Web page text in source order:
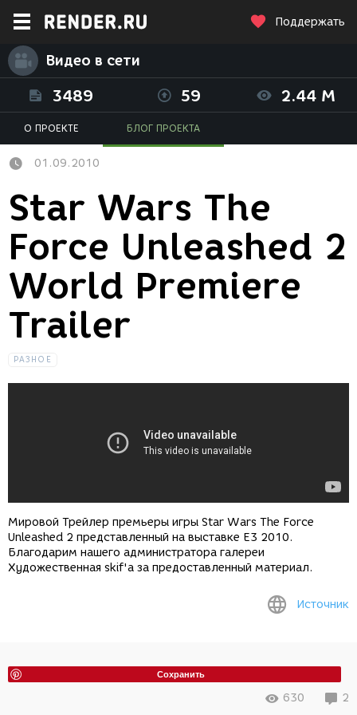
Поддержать
Видео в сети
3489 59 2.44 M
О ПРОЕКТЕ БЛОГ ПРОЕКТА
01.09.2010
Star Wars The
Force Unleashed 2
World Premiere
Trailer
РАЗНОЕ
Мировой Трейлер премьеры игры Star Wars The Force
Unleashed 2 представленный на выставке E3 2010.
Благодарим нашего администратора галереи
Художественная skif'a за предоставленный материал.
Источник
Сохранить
630 2